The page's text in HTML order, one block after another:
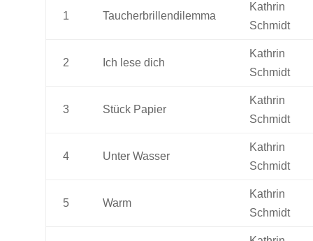
1 Taucherbrillendilemma
Kathrin
Schmidt
2 Ich lese dich
Kathrin
Schmidt
3 Stück Papier
Kathrin
Schmidt
4 Unter Wasser
Kathrin
Schmidt
5 Warm
Kathrin
Schmidt